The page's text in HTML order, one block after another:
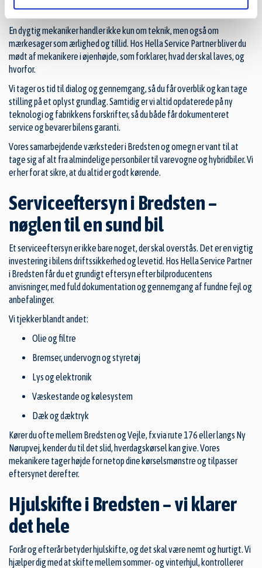
grundig, lokal og engageret
En dygtig mekaniker handler ikke kun om teknik, men også om
mærkesager som ærlighed og tillid. Hos Hella Service Partner bliver du
mødt af mekanikere i øjenhøjde, som forklarer, hvad der skal laves, og
hvorfor.
Vi tager os tid til dialog og gennemgang, så du får overblik og kan tage
stilling på et oplyst grundlag. Samtidig er vi altid opdaterede på ny
teknologi og fabrikkens forskrifter, så du både får dokumenteret
service og bevarer bilens garanti.
Vores samarbejdende værksteder i Bredsten og omegn er vant til at
tage sig af alt fra almindelige personbiler til varevogne og hybridbiler. Vi
er her for at sikre, at du altid er godt kørende.
Serviceeftersyn i Bredsten –
nøglen til en sund bil
Et serviceeftersyn er ikke bare noget, der skal overstås. Det er en vigtig
investering i bilens driftssikkerhed og levetid. Hos Hella Service Partner
i Bredsten får du et grundigt eftersyn efter bilproducentens
anvisninger, med fuld dokumentation og gennemgang af fundne fejl og
anbefalinger.
Vi tjekker blandt andet:
Olie og filtre
Bremser, undervogn og styretøj
Lys og elektronik
Væskestande og kølesystem
Dæk og dæktryk
Kører du ofte mellem Bredsten og Vejle, fx via rute 176 eller langs Ny
Nørupvej, kender du til det slid, hverdagskørsel kan give. Vores
mekanikere tager højde for netop dine kørselsmønstre og tilpasser
eftersynet derefter.
Hjulskifte i Bredsten – vi klarer
det hele
Forår og efterår betyder hjulskifte, og det skal være nemt og hurtigt. Vi
hjælper dig med at skifte mellem sommer- og vinterhjul, kontrollerer